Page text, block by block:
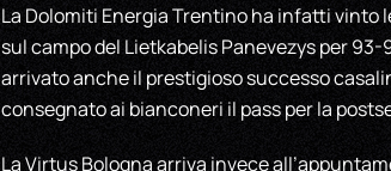
La Dolomiti Energia Trentino ha infatti
sul campo del Lietkabelis Panevezys per
arrivato anche il prestigioso successo
consegnato ai bianconeri il pass per la
La Virtus Bologna arriva invece